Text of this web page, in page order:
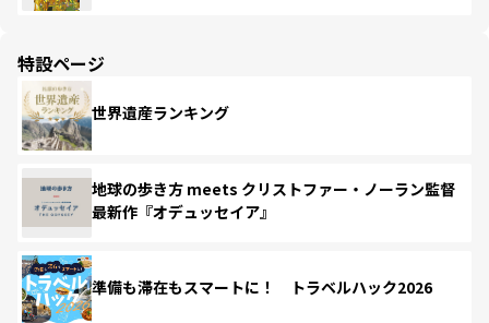
特設ページ
世界遺産ランキング
地球の歩き方 meets クリストファー・ノーラン監督
最新作『オデュッセイア』
準備も滞在もスマートに！ トラベルハック2026